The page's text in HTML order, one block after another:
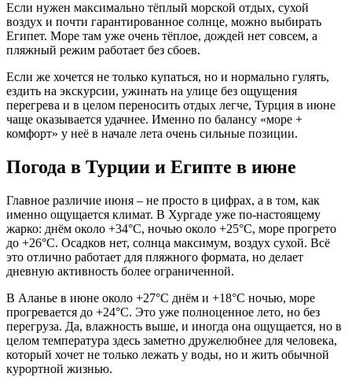
Если нужен максимально тёплый морской отдых, сухой
воздух и почти гарантированное солнце, можно выбирать
Египет. Море там уже очень тёплое, дождей нет совсем, а
пляжный режим работает без сбоев.
Если же хочется не только купаться, но и нормально гулять,
ездить на экскурсии, ужинать на улице без ощущения
перегрева и в целом переносить отдых легче, Турция в июне
чаще оказывается удачнее. Именно по балансу «море +
комфорт» у неё в начале лета очень сильные позиции.
Погода в Турции и Египте в июне
Главное различие июня – не просто в цифрах, а в том, как
именно ощущается климат. В Хургаде уже по-настоящему
жарко: днём около +34°C, ночью около +25°C, море прогрето
до +26°C. Осадков нет, солнца максимум, воздух сухой. Всё
это отлично работает для пляжного формата, но делает
дневную активность более ограниченной.
В Аланье в июне около +27°C днём и +18°C ночью, море
прогревается до +24°C. Это уже полноценное лето, но без
перегруза. Да, влажность выше, и иногда она ощущается, но в
целом температура здесь заметно дружелюбнее для человека,
который хочет не только лежать у воды, но и жить обычной
курортной жизнью.